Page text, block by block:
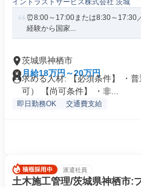
イントラストサービス株式会社 茨城
⏰8:00～17:00または8:30～17:30
経験から国家...
茨城県神栖市
月給18万円～20万円
求める人材: 【必須条件】 ・
可） 【尚可条件】 ・非...
即日勤務OK 交通費支給
派遣社員
土木施工管理/茨城県神栖市: